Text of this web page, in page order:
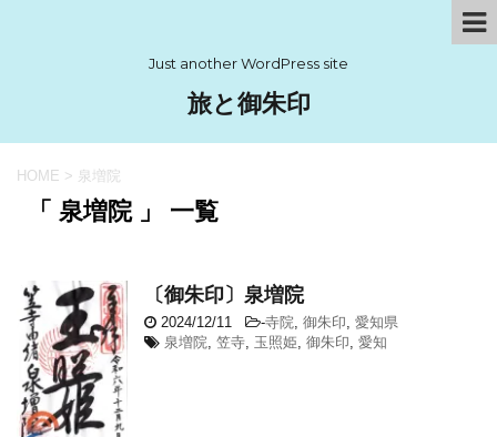
Just another WordPress site
旅と御朱印
HOME > 泉増院
「 泉増院 」 一覧
〔御朱印〕泉増院
2024/12/11 -寺院, 御朱印, 愛知県
泉増院, 笠寺, 玉照姫, 御朱印, 愛知